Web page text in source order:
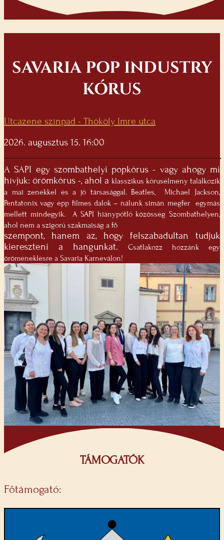
SAVARIA POP INDUSTRY
KÓRUS
Utcazene színpad - Thököly Imre utca
2026. augusztus 15. 16:00
A SAPI egy szombathelyi popkórus - vagy ahogy mi
hívjuk: örömkórus -, ahol a klasszikus kórusélmény találkozik
a mai zenékkel és a jó társasággal. Beatles,
Michael Jackson,
Pentatonix vagy épp filmes dalok – nálunk simán megfér
egymás
mellett mindegyik.
A SAPI hiánypótló közösség Szombathelyen,
ahol nem a szigorú szakmaiság a fő
szempont, hanem az, hogy felszabadultan tudjuk
kiereszteni a hangunkat.
Csatlakozz hozzánk egy
öröméneklésre a Savaria Karneválon!
TÁMOGATÓK
Főtámogató: